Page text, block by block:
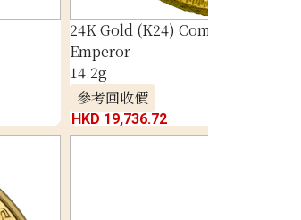
24K Gold (K24) Commemorative
Emperor
14.2g
參考回收價
HKD 19,736.72